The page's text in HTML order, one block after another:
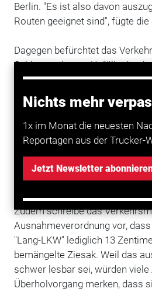
Nichts mehr
1x im Monat die neuesten
Reportagen aus der Trucker-
Jetzt Newsletter
Berlin. "Es ist also davon
Routen geeignet sind", fügte
Dagegen befürchtet das
Schieneschwere Unfälle durch
Ampelsignale und
Bahnübergänge inDeutschland
LKW nicht ausgelegt", sagte
Vorsitzende Michael Ziesak in
würden bislang nach der
LKW nun getestet würden,
kommen.
Zudem schreibe das
Ausnahmeverordnung vor,
"Lang-LKW" lediglich 13
bemängelte Ziesak. Weil das
schwer lesbar sei, würden
Überholvorgang merken, dass